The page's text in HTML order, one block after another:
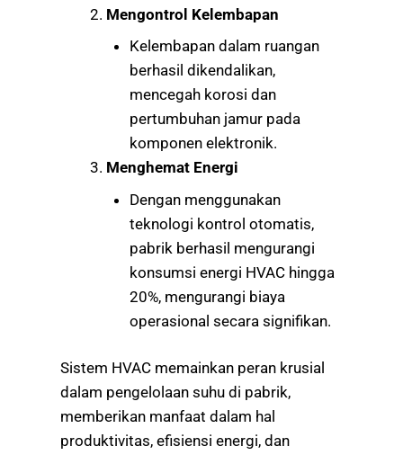
Mengontrol Kelembapan
Kelembapan dalam ruangan
berhasil dikendalikan,
mencegah korosi dan
pertumbuhan jamur pada
komponen elektronik.
Menghemat Energi
Dengan menggunakan
teknologi kontrol otomatis,
pabrik berhasil mengurangi
konsumsi energi HVAC hingga
20%, mengurangi biaya
operasional secara signifikan.
Sistem HVAC memainkan peran krusial
dalam pengelolaan suhu di pabrik,
memberikan manfaat dalam hal
produktivitas, efisiensi energi, dan